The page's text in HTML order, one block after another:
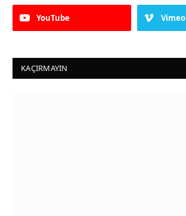
YouTube Vimeo
KAÇIRMAYIN